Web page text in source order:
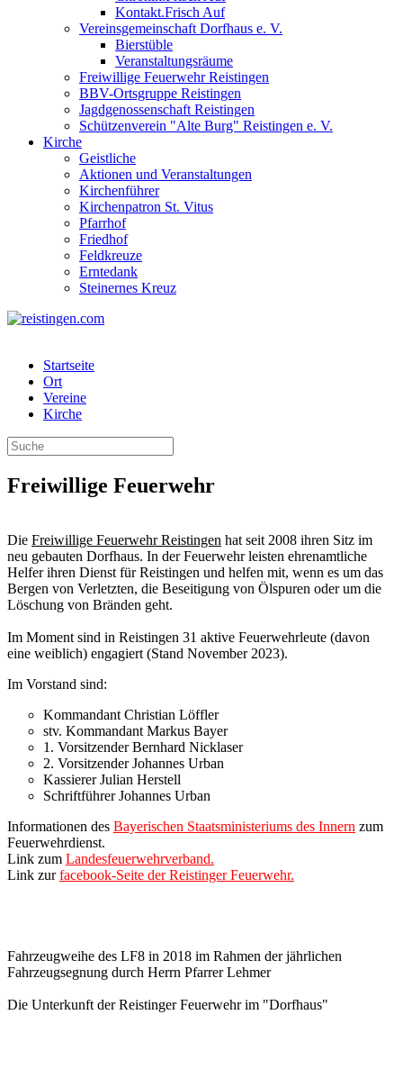
Kontakt.Frisch Auf
Vereinsgemeinschaft Dorfhaus e. V.
Bierstüble
Veranstaltungsräume
Freiwillige Feuerwehr Reistingen
BBV-Ortsgruppe Reistingen
Jagdgenossenschaft Reistingen
Schützenverein "Alte Burg" Reistingen e. V.
Kirche
Geistliche
Aktionen und Veranstaltungen
Kirchenführer
Kirchenpatron St. Vitus
Pfarrhof
Friedhof
Feldkreuze
Erntedank
Steinernes Kreuz
Startseite
Ort
Vereine
Kirche
Freiwillige Feuerwehr
Die Freiwillige Feuerwehr Reistingen hat seit 2008 ihren Sitz im
neu gebauten Dorfhaus. In der Feuerwehr leisten ehrenamtliche
Helfer ihren Dienst für Reistingen und helfen mit, wenn es um das
Bergen von Verletzten, die Beseitigung von Ölspuren oder um die
Löschung von Bränden geht.
Im Moment sind in Reistingen 31 aktive Feuerwehrleute (davon
eine weiblich) engagiert (Stand November 2023).
Im Vorstand sind:
Kommandant Christian Löffler
stv. Kommandant Markus Bayer
1. Vorsitzender Bernhard Nicklaser
2. Vorsitzender Johannes Urban
Kassierer Julian Herstell
Schriftführer Johannes Urban
Informationen des Bayerischen Staatsministeriums des Innern zum
Feuerwehrdienst.
Link zum Landesfeuerwehrverband.
Link zurfacebook-Seite der Reistinger Feuerwehr.
Fahrzeugweihe des LF8 in 2018 im Rahmen der jährlichen
Fahrzeugsegnung durch Herrn Pfarrer Lehmer
Die Unterkunft der Reistinger Feuerwehr im "Dorfhaus"